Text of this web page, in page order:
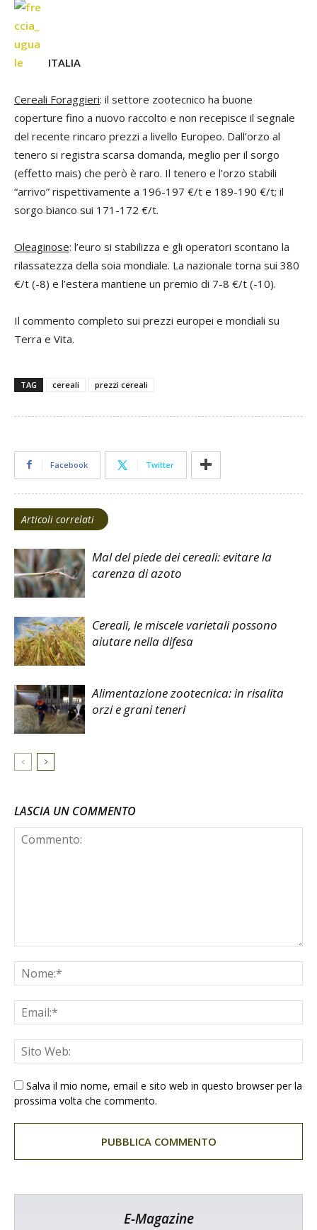
ITALIA
Cereali Foraggieri: il settore zootecnico ha buone
coperture fino a nuovo raccolto e non recepisce il segnale
del recente rincaro prezzi a livello Europeo. Dall’orzo al
tenero si registra scarsa domanda, meglio per il sorgo
(effetto mais) che però è raro. Il tenero e l’orzo stabili
“arrivo” rispettivamente a 196-197 €/t e 189-190 €/t; il
sorgo bianco sui 171-172 €/t.
Oleaginose: l’euro si stabilizza e gli operatori scontano la
rilassatezza della soia mondiale. La nazionale torna sui 380
€/t (-8) e l’estera mantiene un premio di 7-8 €/t (-10).
Il commento completo sui prezzi europei e mondiali su
Terra e Vita.
TAG cereali prezzi cereali
Facebook Twitter
Articoli correlati
Mal del piede dei cereali: evitare la
carenza di azoto
Cereali, le miscele varietali possono
aiutare nella difesa
Alimentazione zootecnica: in risalita
orzi e grani teneri
LASCIA UN COMMENTO
Salva il mio nome, email e sito web in questo browser per la
prossima volta che commento.
E-Magazine